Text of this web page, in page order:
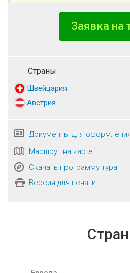
Заявка на
Страны
Швейцария
Австрия
Документы для
Маршрут на карте
Скачать программу тура
Версия для печати